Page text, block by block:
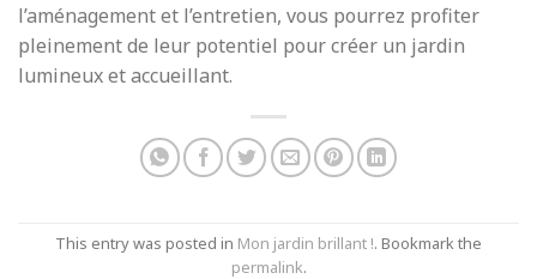
l’aménagement et l’entretien, vous pourrez profiter
pleinement de leur potentiel pour créer un jardin
lumineux et accueillant.
This entry was posted in Mon jardin brillant !. Bookmark the
permalink.